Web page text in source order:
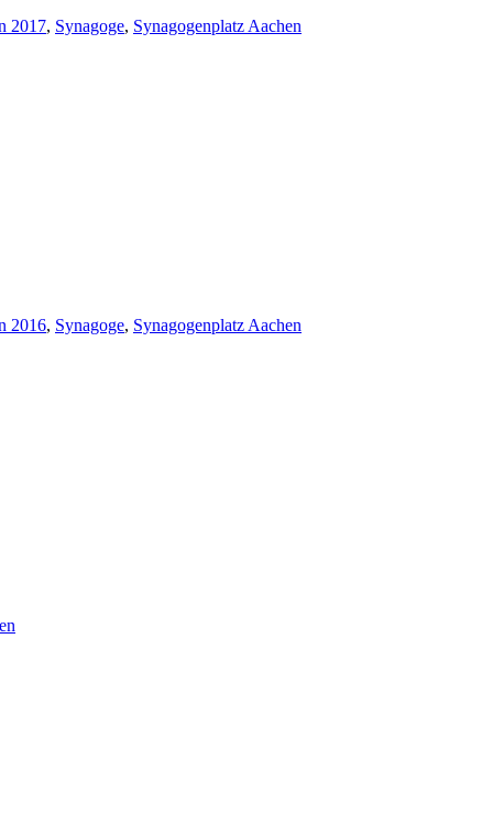
2017, Synagoge, Synagogenplatz Aachen
2016, Synagoge, Synagogenplatz Aachen